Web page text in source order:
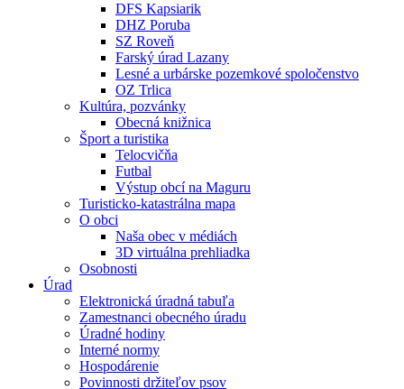
DFS Kapsiarik
DHZ Poruba
SZ Roveň
Farský úrad Lazany
Lesné a urbárske pozemkové spoločenstvo
OZ Trlica
Kultúra, pozvánky
Obecná knižnica
Šport a turistika
Telocvičňa
Futbal
Výstup obcí na Maguru
Turisticko-katastrálna mapa
O obci
Naša obec v médiách
3D virtuálna prehliadka
Osobnosti
Úrad
Elektronická úradná tabuľa
Zamestnanci obecného úradu
Úradné hodiny
Interné normy
Hospodárenie
Povinnosti držiteľov psov